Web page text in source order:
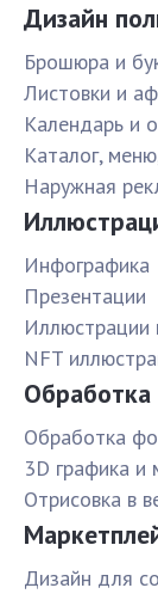
Дизайн
Брошюра и
Листовки и
Календарь и
Каталог,
Наружная
Инфографика
Презентации
Иллюстрации
NFT
Обработка
3D графика и
Отрисовка в
Дизайн для